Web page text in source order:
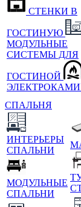
СТЕНКИ В
ГОСТИНУЮ
МОДУЛЬНЫЕ
СИСТЕМЫ ДЛЯ
ГОСТИНОЙ
СПАЛЬНЯ
ИНТЕРЬЕРЫ
СПАЛЬНИ
МОДУЛЬНЫЕ
СПАЛЬНИ